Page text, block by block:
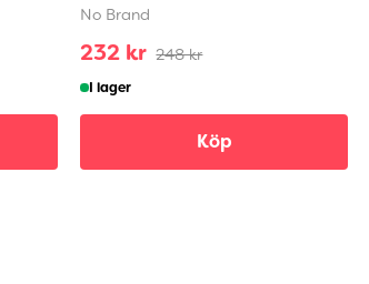
No Brand
232 kr 248 kr
I lager
Köp